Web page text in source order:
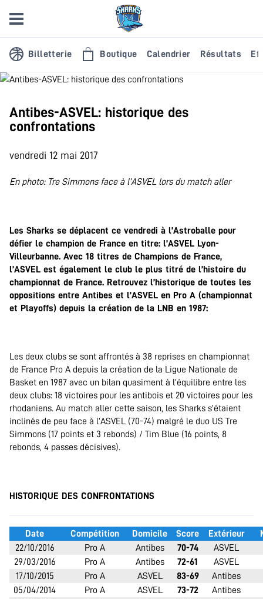
Billetterie Boutique Calendrier Résultats
Antibes-ASVEL: historique des
confrontations
vendredi 12 mai 2017
En photo: Tre Simmons face à l’ASVEL lors du match aller
Les Sharks se déplacent ce vendredi à l’Astroballe pour
défier le champion de France en titre: l’ASVEL Lyon-
Villeurbanne. Avec 18 titres de Champions de France,
l’ASVEL est également le club le plus titré de l’histoire du
championnat de France. Retrouvez l’historique de toutes les
oppositions entre Antibes et l’ASVEL en Pro A (championnat
et Playoffs) depuis la création de la LNB en 1987:
Les deux clubs se sont affrontés à 38 reprises en championnat
de France Pro A depuis la création de la Ligue Nationale de
Basket en 1987 avec un bilan quasiment à l’équilibre entre les
deux clubs: 18 victoires pour les antibois et 20 victoires pour les
rhodaniens. Au match aller cette saison, les Sharks s’étaient
inclinés de peu face à l’ASVEL (70-74) malgré le duo US Tre
Simmons (17 points et 3 rebonds) / Tim Blue (16 points, 8
rebonds, 4 passes décisives).
HISTORIQUE DES CONFRONTATIONS
Date Compétition Domicile Score Extérieur
22/10/2016
Pro A Antibes 70-74
ASVEL
29/03/2016
Pro A Antibes 72-61
ASVEL
17/10/2015
Pro A ASVEL 83-69
Antibes
05/04/2014
Pro A ASVEL 73-72
Antibes